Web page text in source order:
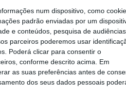
num dispositivo, como
padrão enviadas por um
e conteúdos, pesquisa de
parceiros poderemos usar
Poderá clicar para consentir o
conforme descrito acima. Em
as suas preferências antes de
dos seus dados pessoais